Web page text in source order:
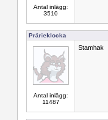
Antal inlägg:
3510
Prärieklocka
Antal inlägg:
11487
Stamhak